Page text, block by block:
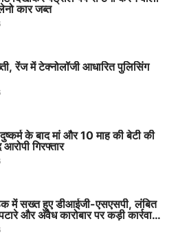
कार जब्त
रेंज में टेक्नोलॉजी आधारित पुलिसिंग
के बाद मां और 10 माह की बेटी की
गिरफ्तार
में सख्त हुए डीआईजी-एसएसपी, लंबित
और अवैध कारोबार पर कड़ी कार्रवाई